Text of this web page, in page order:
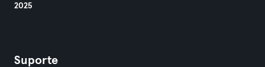
2025
Suporte